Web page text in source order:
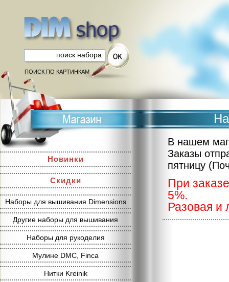
ПОИСК ПО КАРТИНКАМ
Новинки
Скидки
Наборы для вышивания Dimensions
Другие наборы для вышивания
Наборы для рукоделия
Мулине DMC, Finca
Нитки Kreinik
В нашем
Заказы
пятницу
При
5%.
Разовая и